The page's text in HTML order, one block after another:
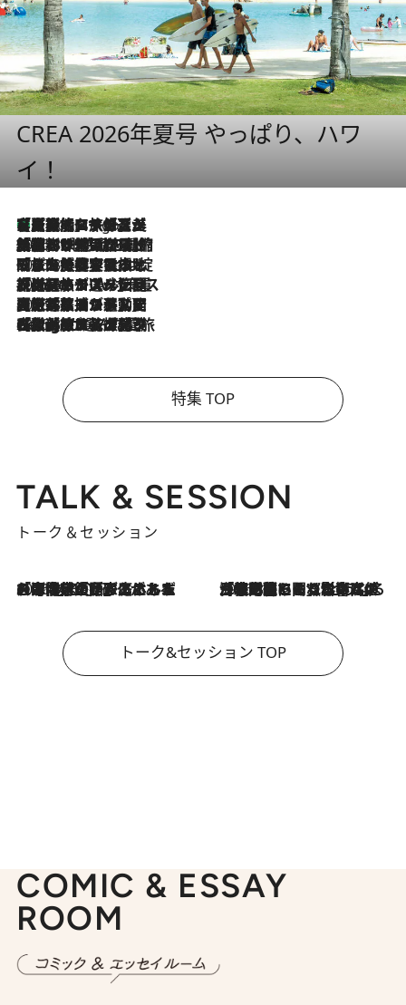
CREA 2026年夏号 やっぱり、ハワ
イ！
8 Hours Ago
【厳選旅コスメ】「多機能アイテムがメイン！」旅好き美容エディターが選んだ夏旅ベストコスメを発表【Mサイズジップ】
2026.8.6
「荷物が増えるほど旅ストレスは増す」美容ジャーナリストがたどり着いた最終結論。“化粧品を劇的に減らす”感動の凝縮美容とは
2026.8.6
「旅先には金髪ウィッグを持参」日本と同じメイクでは損してる!? 美容ジャーナリストが提案する“掟破りの旅美容”とは
2026.8.6
【厳選旅コスメ】「身軽さ＆UV対策重視！」ヘアアーティストshucoが選んだ夏旅ベストコスメを発表【Mサイズジップ】
2026.8.5
【厳選旅コスメ】国内をあちこち移動する河井菜摘が選んだ夏旅ベストコスメ発表！「リラックスアイテムはマスト」【Mサイズジップ】
2026.8.4
【厳選旅コスメ】「紫外線＆乾燥対策しながらメイク感も！」ヘア＆メイクGeorgeが選んだ夏旅ベストコスメを発表！【Mサイズジップ】
特集 TOP
TALK & SESSION
トーク＆セッション
2026.8.3
「今後値上げがあるとすれば…」「リスクがあるのは今年の冬」エネルギー専門家が語る、ホルムズ海峡封鎖が家庭にもたらす“ある心配” 2026.8.3
「住宅建てられない…」「サーチャージ料の高値が続いている」ホルムズ海峡封鎖による影響はいつまで続く？《エネルギー専門家に聞く“どうなる日本の暮らし”》
トーク&セッション TOP
COMIC & ESSAY
ROOM